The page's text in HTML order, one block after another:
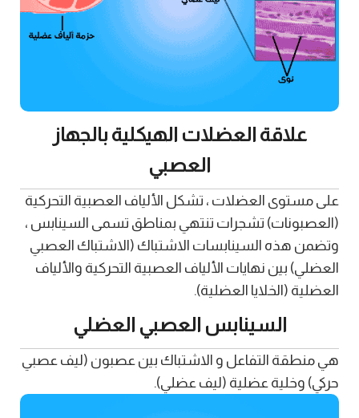
علاقة العضلات الهيكلية بالجهاز
العصبي
على مستوى العضلات ، تشكل الألياف العصبية التحركية
(العصبونات) تشجرات تنتهي بمناطق تسمى السينابس ،
وتضمن هذه السينابسات الاشتباك (الاشتباك العصبي
العضلي) بين نهايات الألياف العصبية التحركية والألياف
العضلية (الخلايا العضلية).
السينابس العصبي العضلي
هي منطقة التفاعل و الاشتباك بين عصبون (ليف عصبي
حركي) وخلية عضلية (ليف عضلي).